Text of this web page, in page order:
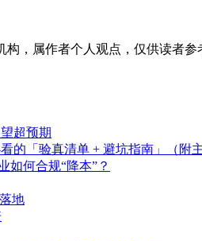
，属作者个人观点，仅供读者
超预期
的「验真清单 + 避坑指南」（附
如何合规“降本”？
地